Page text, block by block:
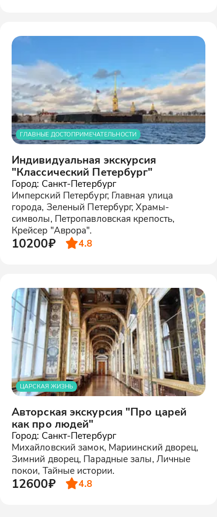
ГЛАВНЫЕ ДОСТОПРИМЕЧАТЕЛЬНОСТИ
Индивидуальная экскурсия
"Классический Петербург"
Город: Санкт-Петербург
Имперский Петербург, Главная улица
города, Зеленый Петербург, Храмы-
символы, Петропавловская крепость,
Крейсер "Аврора".
10200₽ 4.8
ЦАРСКАЯ ЖИЗНЬ
Авторская экскурсия "Про царей
как про людей"
Город: Санкт-Петербург
Михайловский замок, Мариинский дворец,
Зимний дворец, Парадные залы, Личные
покои, Тайные истории.
12600₽ 4.8